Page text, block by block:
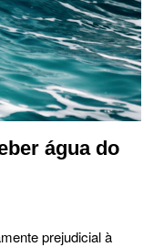
água do
prejudicial à